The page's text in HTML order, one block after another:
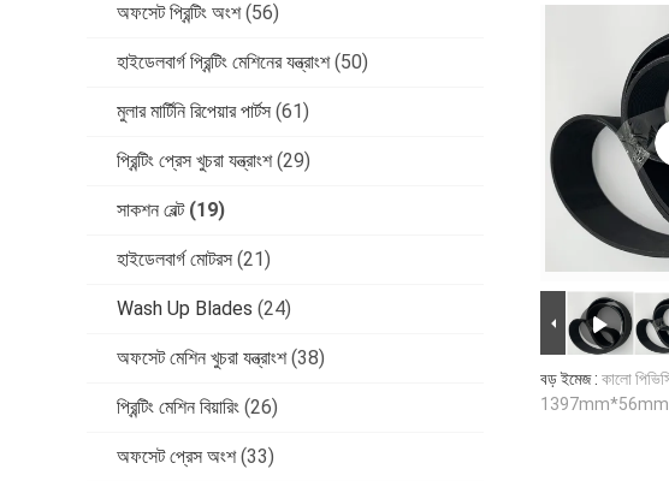
অফসেট প্রিন্টিং অংশ (56)
হাইডেলবার্গ প্রিন্টিং মেশিনের যন্ত্রাংশ (50)
মুলার মার্টিনি রিপেয়ার পার্টস (61)
প্রিন্টিং প্রেস খুচরা যন্ত্রাংশ (29)
সাকশন বেল্ট (19)
হাইডেলবার্গ মোটরস (21)
Wash Up Blades (24)
অফসেট মেশিন খুচরা যন্ত্রাংশ (38)
প্রিন্টিং মেশিন বিয়ারিং (26)
অফসেট প্রেস অংশ (33)
বড় ইমেজ : কালো
1397mm*56mm